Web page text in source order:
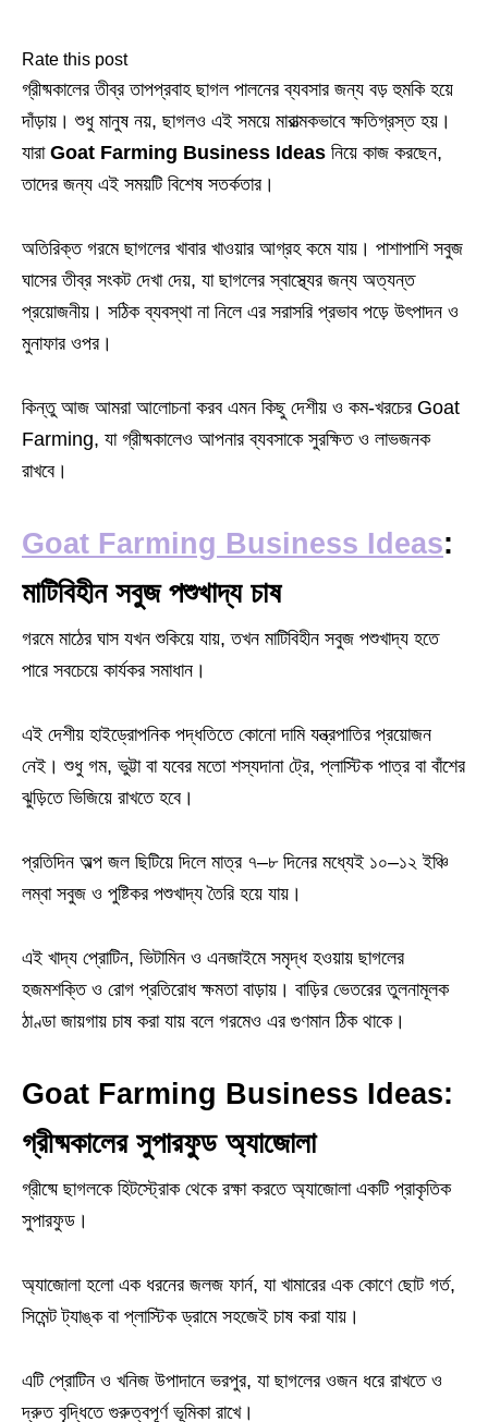
Rate this post
গ্রীষ্মকালের তীব্র তাপপ্রবাহ ছাগল পালনের ব্যবসার জন্য বড় হুমকি হয়ে
দাঁড়ায়। শুধু মানুষ নয়, ছাগলও এই সময়ে মারাত্মকভাবে ক্ষতিগ্রস্ত হয়।
যারা Goat Farming Business Ideas নিয়ে কাজ করছেন,
তাদের জন্য এই সময়টি বিশেষ সতর্কতার।
অতিরিক্ত গরমে ছাগলের খাবার খাওয়ার আগ্রহ কমে যায়। পাশাপাশি সবুজ
ঘাসের তীব্র সংকট দেখা দেয়, যা ছাগলের স্বাস্থ্যের জন্য অত্যন্ত
প্রয়োজনীয়। সঠিক ব্যবস্থা না নিলে এর সরাসরি প্রভাব পড়ে উৎপাদন ও
মুনাফার ওপর।
কিন্তু আজ আমরা আলোচনা করব এমন কিছু দেশীয় ও কম‑খরচের Goat
Farming, যা গ্রীষ্মকালেও আপনার ব্যবসাকে সুরক্ষিত ও লাভজনক
রাখবে।
Goat Farming Business Ideas:
মাটিবিহীন সবুজ পশুখাদ্য চাষ
গরমে মাঠের ঘাস যখন শুকিয়ে যায়, তখন মাটিবিহীন সবুজ পশুখাদ্য হতে
পারে সবচেয়ে কার্যকর সমাধান।
এই দেশীয় হাইড্রোপনিক পদ্ধতিতে কোনো দামি যন্ত্রপাতির প্রয়োজন
নেই। শুধু গম, ভুট্টা বা যবের মতো শস্যদানা ট্রে, প্লাস্টিক পাত্র বা বাঁশের
ঝুড়িতে ভিজিয়ে রাখতে হবে।
প্রতিদিন অল্প জল ছিটিয়ে দিলে মাত্র ৭–৮ দিনের মধ্যেই ১০–১২ ইঞ্চি
লম্বা সবুজ ও পুষ্টিকর পশুখাদ্য তৈরি হয়ে যায়।
এই খাদ্য প্রোটিন, ভিটামিন ও এনজাইমে সমৃদ্ধ হওয়ায় ছাগলের
হজমশক্তি ও রোগ প্রতিরোধ ক্ষমতা বাড়ায়। বাড়ির ভেতরের তুলনামূলক
ঠাণ্ডা জায়গায় চাষ করা যায় বলে গরমেও এর গুণমান ঠিক থাকে।
Goat Farming Business Ideas:
গ্রীষ্মকালের সুপারফুড অ্যাজোলা
গ্রীষ্মে ছাগলকে হিটস্ট্রোক থেকে রক্ষা করতে অ্যাজোলা একটি প্রাকৃতিক
সুপারফুড।
অ্যাজোলা হলো এক ধরনের জলজ ফার্ন, যা খামারের এক কোণে ছোট গর্ত,
সিমেন্ট ট্যাঙ্ক বা প্লাস্টিক ড্রামে সহজেই চাষ করা যায়।
এটি প্রোটিন ও খনিজ উপাদানে ভরপুর, যা ছাগলের ওজন ধরে রাখতে ও
দ্রুত বৃদ্ধিতে গুরুত্বপূর্ণ ভূমিকা রাখে।